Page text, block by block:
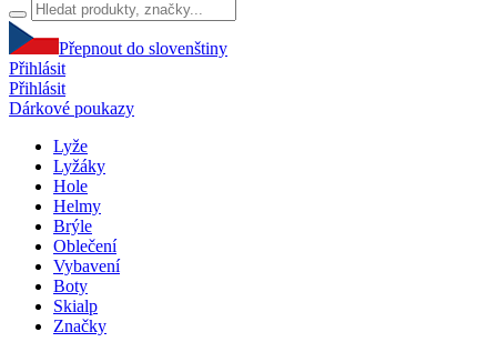
Přepnout do slovenštiny
Přihlásit
Přihlásit
Dárkové poukazy
Lyže
Lyžáky
Hole
Helmy
Brýle
Oblečení
Vybavení
Boty
Skialp
Značky